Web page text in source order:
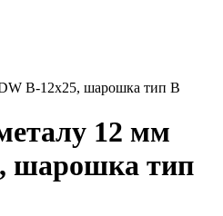
B-12x25, шарошка тип B
12 мм
шарошка тип